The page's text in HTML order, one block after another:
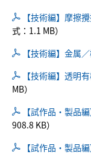
【技術編】摩擦
式：1.1 MB）
【技術編】金属
【技術編】透明
MB）
【試作品・製品
908.8 KB）
【試作品・製品